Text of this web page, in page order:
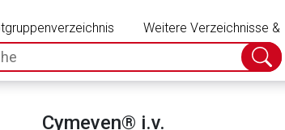
Weitere Verzeichnisse
Suche
Cymeven® i.v.